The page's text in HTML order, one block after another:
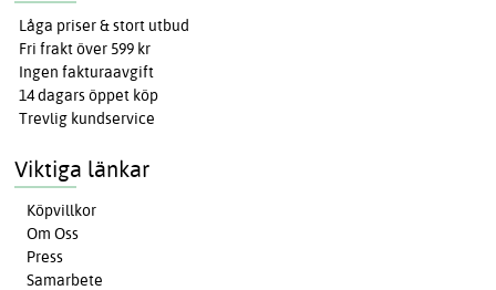
Låga priser & stort utbud
Fri frakt över 599 kr
Ingen fakturaavgift
14 dagars öppet köp
Trevlig kundservice
Viktiga länkar
Köpvillkor
Om Oss
Press
Samarbete